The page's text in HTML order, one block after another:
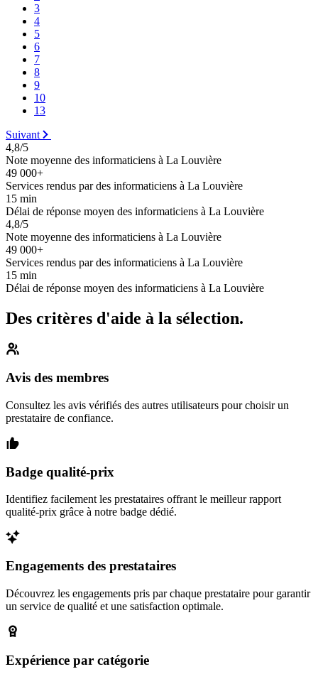
3
4
5
6
7
8
9
10
13
Suivant
4,8/5
Note moyenne des informaticiens à La Louvière
49 000+
Services rendus par des informaticiens à La Louvière
15 min
Délai de réponse moyen des informaticiens à La Louvière
4,8/5
Note moyenne des informaticiens à La Louvière
49 000+
Services rendus par des informaticiens à La Louvière
15 min
Délai de réponse moyen des informaticiens à La Louvière
Des critères d'aide à la sélection.
Avis des membres
Consultez les avis vérifiés des autres utilisateurs pour choisir un
prestataire de confiance.
Badge qualité-prix
Identifiez facilement les prestataires offrant le meilleur rapport
qualité-prix grâce à notre badge dédié.
Engagements des prestataires
Découvrez les engagements pris par chaque prestataire pour garantir
un service de qualité et une satisfaction optimale.
Expérience par catégorie